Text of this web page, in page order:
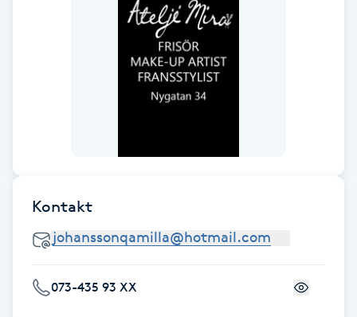
Fransförlängning
Fransförlängning Megavolym
Kontakt
073-435 93 XX